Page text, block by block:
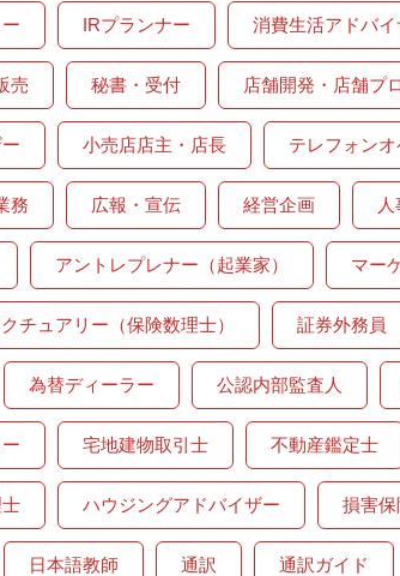
IRプランナー 消費生活アドバイ
売 秘書・受付 店舗開発・店舗プ
小売店店主・店長 テレフォン
務 広報・宣伝 経営企画
アントレプレナー（起業家） マー
チュアリー（保険数理士） 証券外務員
為替ディーラー 公認内部監査人
宅地建物取引士 不動産鑑定士
ハウジングアドバイザー 損害保
日本語教師 通訳 通訳ガイド